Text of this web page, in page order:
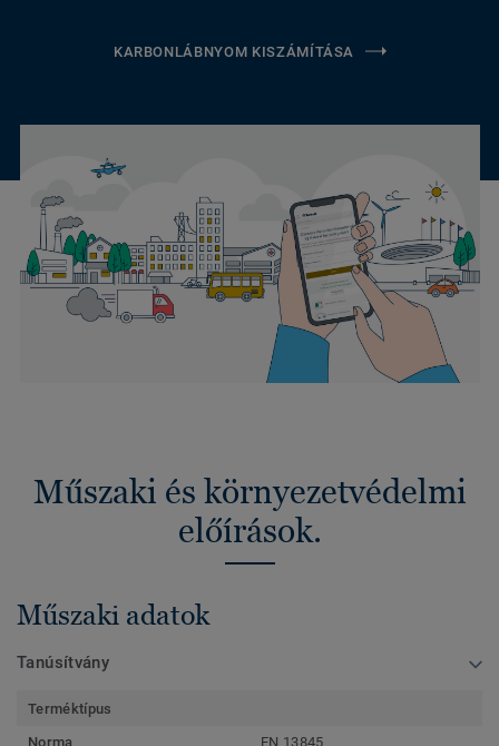
KARBONLÁBNYOM KISZÁMÍTÁSA
Műszaki és környezetvédelmi
előírások.
Műszaki adatok
Tanúsítvány
Terméktípus
Norma
EN 13845